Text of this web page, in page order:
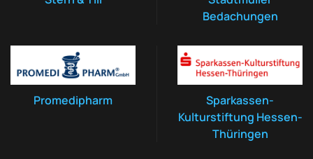
Bedachungen
Promedipharm
Sparkassen-
Kulturstiftung Hessen-
Thüringen